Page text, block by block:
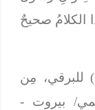
الكلامُ صحيحٌ
مِن
بيروت -